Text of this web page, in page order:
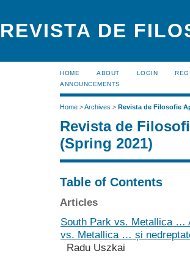
REVISTA DE
HOME ABOUT LOGIN
ANNOUNCEMENTS
Home >Archives > Revista de Filosofie
Revista de
(Spring 2021)
Table of Contents
Articles
South Park vs. Metallica …
vs. Metallica … și
Radu Uszkai